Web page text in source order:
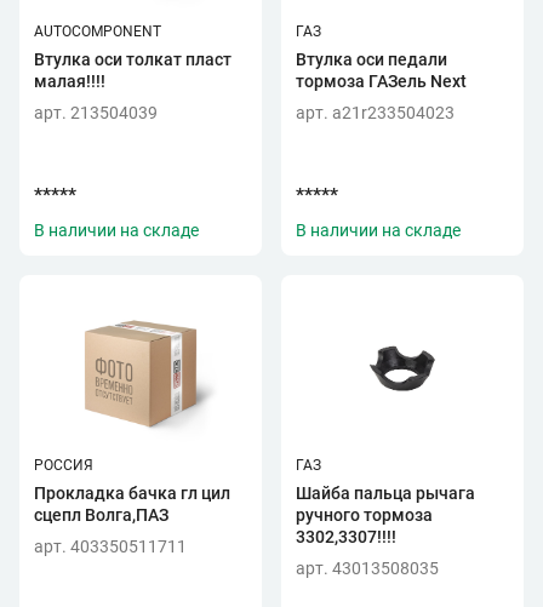
AUTOCOMPONENT
Втулка оси толкат пласт
малая!!!!
арт. 213504039
*****
В наличии на складе
ГАЗ
Втулка оси педали
тормоза ГАЗель Next
арт. a21r233504023
*****
В наличии на складе
РОССИЯ
Прокладка бачка гл цил
сцепл Волга,ПАЗ
арт. 403350511711
ГАЗ
Шайба пальца рычага
ручного тормоза
3302,3307!!!!
арт. 43013508035